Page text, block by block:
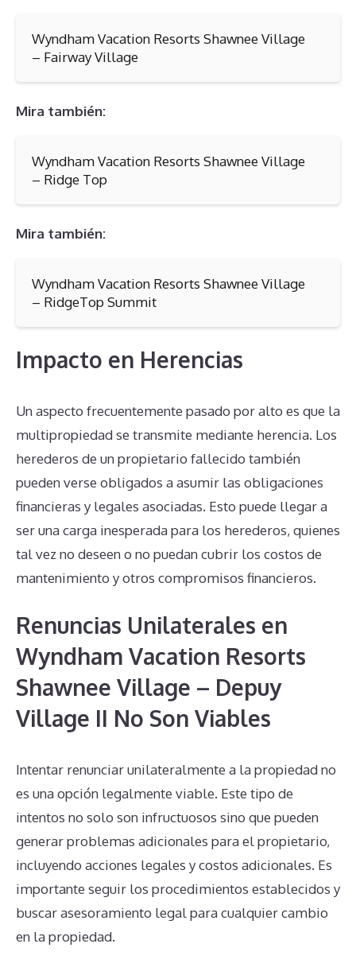
Wyndham Vacation Resorts Shawnee Village
– Fairway Village
Mira también:
Wyndham Vacation Resorts Shawnee Village
– Ridge Top
Mira también:
Wyndham Vacation Resorts Shawnee Village
– RidgeTop Summit
Impacto en Herencias
Un aspecto frecuentemente pasado por alto es que la
multipropiedad se transmite mediante herencia. Los
herederos de un propietario fallecido también
pueden verse obligados a asumir las obligaciones
financieras y legales asociadas. Esto puede llegar a
ser una carga inesperada para los herederos, quienes
tal vez no deseen o no puedan cubrir los costos de
mantenimiento y otros compromisos financieros.
Renuncias Unilaterales en
Wyndham Vacation Resorts
Shawnee Village – Depuy
Village II No Son Viables
Intentar renunciar unilateralmente a la propiedad no
es una opción legalmente viable. Este tipo de
intentos no solo son infructuosos sino que pueden
generar problemas adicionales para el propietario,
incluyendo acciones legales y costos adicionales. Es
importante seguir los procedimientos establecidos y
buscar asesoramiento legal para cualquier cambio
en la propiedad.